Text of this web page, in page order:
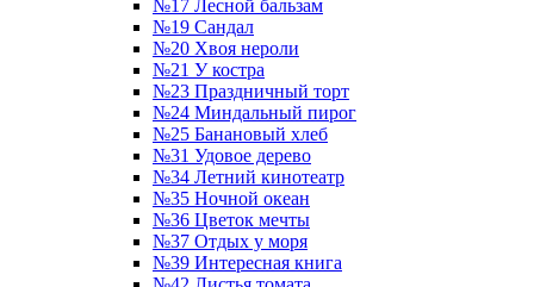
№17 Лесной бальзам
№19 Сандал
№20 Хвоя нероли
№21 У костра
№23 Праздничный торт
№24 Миндальный пирог
№25 Банановый хлеб
№31 Удовое дерево
№34 Летний кинотеатр
№35 Ночной океан
№36 Цветок мечты
№37 Отдых у моря
№39 Интересная книга